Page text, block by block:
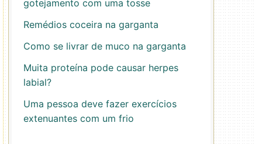
gotejamento com uma tosse
Remédios coceira na garganta
Como se livrar de muco na garganta
Muita proteína pode causar herpes
labial?
Uma pessoa deve fazer exercícios
extenuantes com um frio